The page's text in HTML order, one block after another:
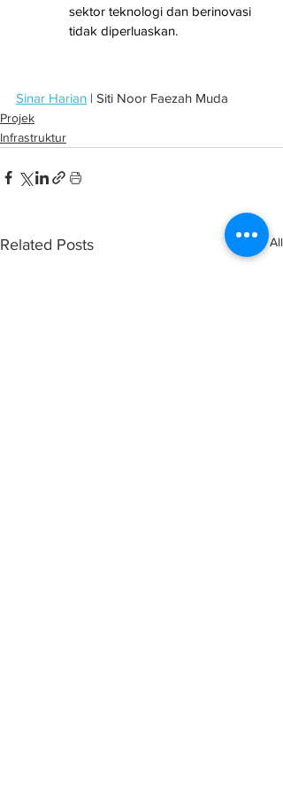
sektor teknologi dan berinovasi
tidak diperluaskan.
Sinar Harian | Siti Noor Faezah Muda
Projek
Infrastruktur
Related Posts See All